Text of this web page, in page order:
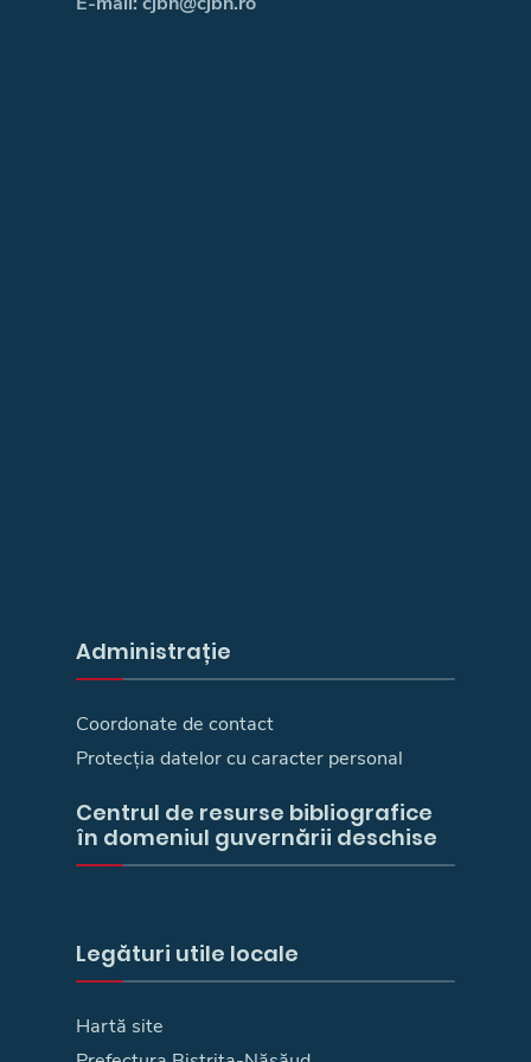
Administrație
Coordonate de contact
Protecția datelor cu caracter personal
Centrul de resurse bibliografice
în domeniul guvernării deschise
Legături utile locale
Hartă site